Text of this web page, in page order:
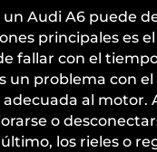
Audi A6 puede
principales es
fallar con el
un problema con
al motor.
o
los rieles o